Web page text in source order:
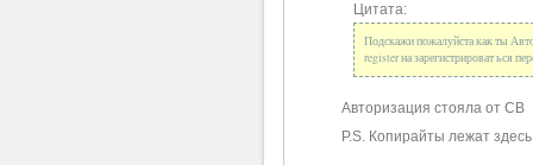
Цитата:
Подскажи пожалуйста как ты
register на зарегистрироват ься
Авторизация стояла от CB
P.S. Копирайты лежат